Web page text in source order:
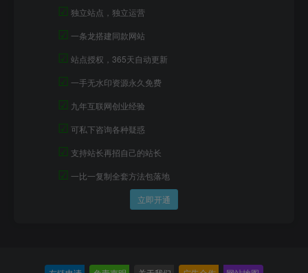
☑ 独立站点，独立运营
☑ 一条龙搭建同款网站
☑ 站点授权，365天自动更新
☑ 一手无水印资源永久免费
☑ 九年互联网创业经验
☑ 可私下咨询各种疑惑
☑ 支持站长再招自己的站长
☑ 一比一复制全套方法包落地
立即开通